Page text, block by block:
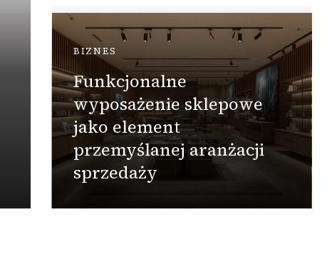
BIZNES
Funkcjonalne
wyposażenie sklepowe
jako element
przemyślanej aranżacji
sprzedaży